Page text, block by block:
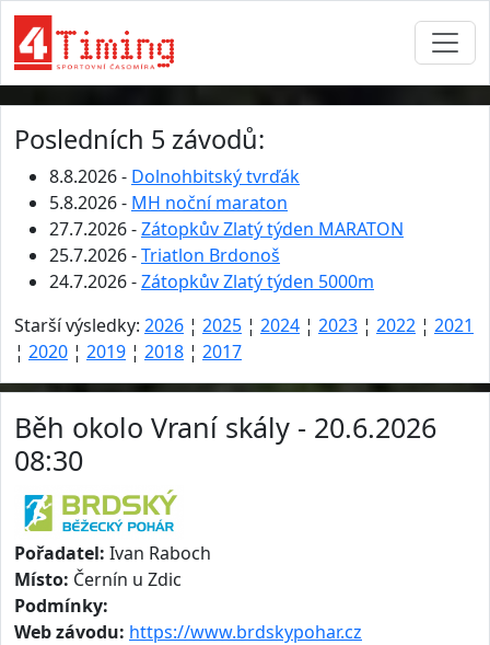
Posledních 5 závodů:
8.8.2026 - Dolnohbitský tvrďák
5.8.2026 - MH noční maraton
27.7.2026 -Zátopkův Zlatý týden MARATON
25.7.2026 -Triatlon Brdonoš
24.7.2026 -Zátopkův Zlatý týden 5000m
Starší výsledky: 2026 ¦ 2025 ¦ 2024 ¦ 2023 ¦ 2022 ¦ 2021
¦ 2020 ¦ 2019 ¦ 2018 ¦ 2017
Běh okolo Vraní skály - 20.6.2026
08:30
Pořadatel: Ivan Raboch
Místo: Černín u Zdic
Podmínky:
Web závodu: https://www.brdskypohar.cz